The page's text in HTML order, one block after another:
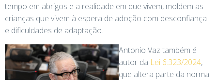
tempo em abrigos e a realidade em que vivem, moldem as
crianças que vivem à espera de adoção com desconfiança
e dificuldades de adaptação.
Antonio Vaz também é
autor da Lei 6.323/2024,
que altera parte da norma